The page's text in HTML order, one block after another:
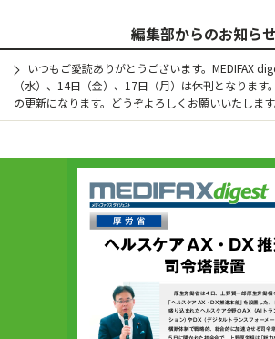
編集部からのお知らせ
いつもご愛読ありがとうございます。MEDIFAX
（水）、14日（金）、17日（月）は休刊となります
の更新になります。どうぞよろしくお願いいたします